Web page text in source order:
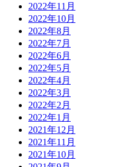
2022年11月
2022年10月
2022年8月
2022年7月
2022年6月
2022年5月
2022年4月
2022年3月
2022年2月
2022年1月
2021年12月
2021年11月
2021年10月